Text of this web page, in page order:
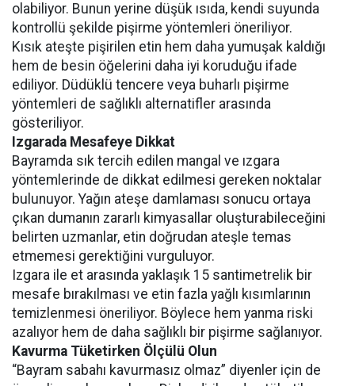
olabiliyor. Bunun yerine düşük ısıda, kendi suyunda
kontrollü şekilde pişirme yöntemleri öneriliyor.
Kısık ateşte pişirilen etin hem daha yumuşak kaldığı
hem de besin öğelerini daha iyi koruduğu ifade
ediliyor. Düdüklü tencere veya buharlı pişirme
yöntemleri de sağlıklı alternatifler arasında
gösteriliyor.
Izgarada Mesafeye Dikkat
Bayramda sık tercih edilen mangal ve ızgara
yöntemlerinde de dikkat edilmesi gereken noktalar
bulunuyor. Yağın ateşe damlaması sonucu ortaya
çıkan dumanın zararlı kimyasallar oluşturabileceğini
belirten uzmanlar, etin doğrudan ateşle temas
etmemesi gerektiğini vurguluyor.
Izgara ile et arasında yaklaşık 15 santimetrelik bir
mesafe bırakılması ve etin fazla yağlı kısımlarının
temizlenmesi öneriliyor. Böylece hem yanma riski
azalıyor hem de daha sağlıklı bir pişirme sağlanıyor.
Kavurma Tüketirken Ölçülü Olun
“Bayram sabahı kavurmasız olmaz” diyenler için de